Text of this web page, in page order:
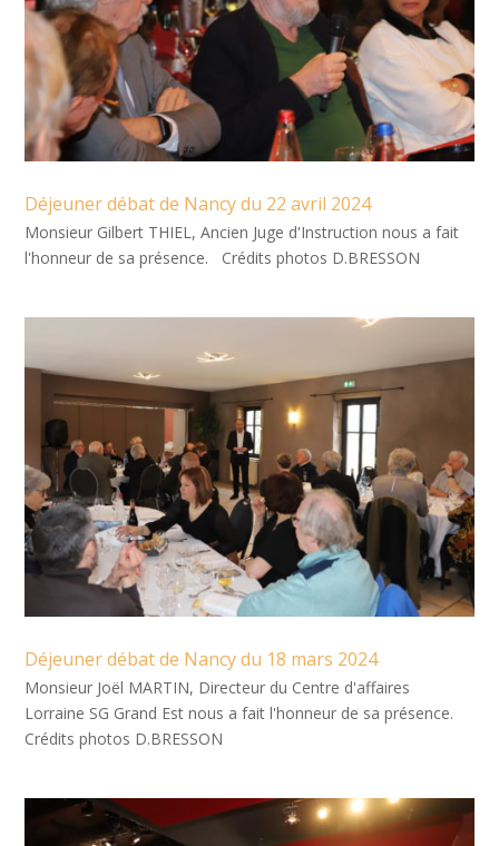
Déjeuner débat de Nancy du 22 avril 2024
Monsieur Gilbert THIEL, Ancien Juge d'Instruction nous a fait
l'honneur de sa présence. Crédits photos D.BRESSON
Déjeuner débat de Nancy du 18 mars 2024
Monsieur Joël MARTIN, Directeur du Centre d'affaires
Lorraine SG Grand Est nous a fait l'honneur de sa présence.
Crédits photos D.BRESSON